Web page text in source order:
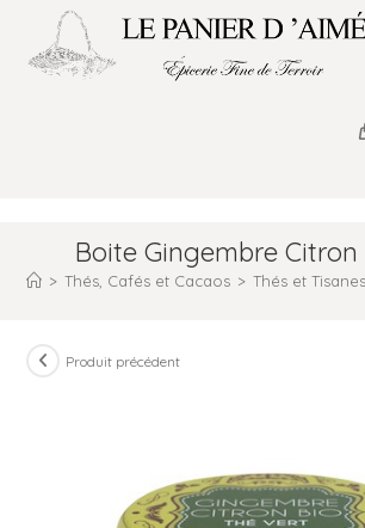
Boite Gingembre Citron
> Thés, Cafés et Cacaos > Thés et Tisanes
Produit précédent